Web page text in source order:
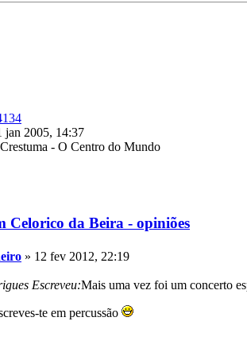
jan 2005, 14:37
Crestuma - O Centro do Mundo
Celorico da Beira - opiniões
» 12 fev 2012, 22:19
Escreveu:Mais uma vez foi um concerto
te em percussão